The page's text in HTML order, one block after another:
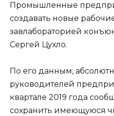
Промышленные
создавать новые
завлабораторией
Сергей Цухло.
По его данным,
руководителей
квартале 2019 года
сохранить имеющуюся